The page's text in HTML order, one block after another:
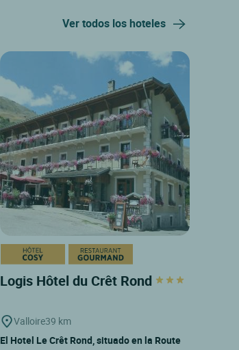
Ver todos los hoteles
Logis Hôtel du Crêt Rond
Valloire39 km
El Hotel Le Crêt Rond, situado en la Route